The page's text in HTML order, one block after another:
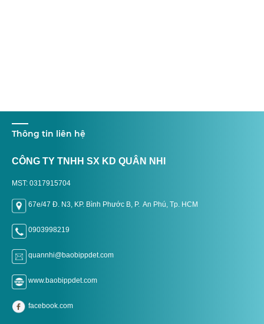
Thông tin liên hệ
CÔNG TY TNHH SX KD QUÂN NHI
MST: 0317915704
67e/47 Đ. N3, KP. Bình Phước B, P. An Phú, Tp. HCM
0903998219
quannhi@baobippdet.com
www.baobippdet.com
facebook.com